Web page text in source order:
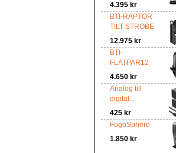
4.395 kr
BTI-RAPTOR
TILT STROBE
12.975 kr
BTI-
FLATPAR12
4.650 kr
Analog till
digital...
425 kr
FogoSphere
1.850 kr